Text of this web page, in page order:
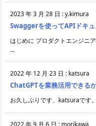
2023 年 3 月 28 日 :y.kimura
Swaggerを使ってAPIドキ
はじめに プロダクトエンジニ
...
2022 年 12 月 23 日 : katsura
ChatGPTを業務活用できる
お久しぶりです、katsuraです
2022 年 9 月 6 日 : morikawa